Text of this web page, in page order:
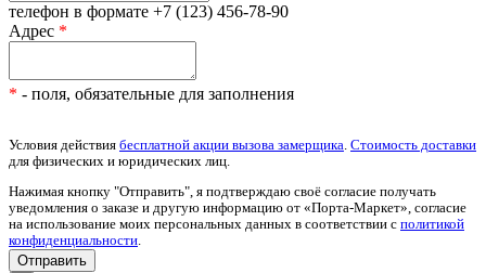
телефон в формате +7 (123) 456-78-90
Адрес *
* - поля, обязательные для заполнения
Условия действия бесплатной акции вызова замерщика Стоимость доставки
для физических и юридических лиц.
Нажимая кнопку "Отправить", я подтверждаю своё согласие получать
уведомления о заказе и другую информацию от «Порта-Маркет», согласие
на использование моих персональных данных в соответствии с политикой
конфиденциальности